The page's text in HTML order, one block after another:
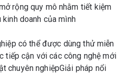
rộng quy mô nhằm tiết kiệm
doanh của mình
có thể được dùng thử miễn
tiếp cận với các công nghệ mới
chuyên nghiệpGiải pháp nổi